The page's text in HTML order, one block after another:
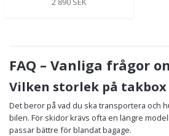
FAQ – Vanliga frågor
Vilken storlek på takbox
Det beror på vad du ska transportera och
bilen. För skidor krävs ofta en längre
passar bättre för blandat bagage.